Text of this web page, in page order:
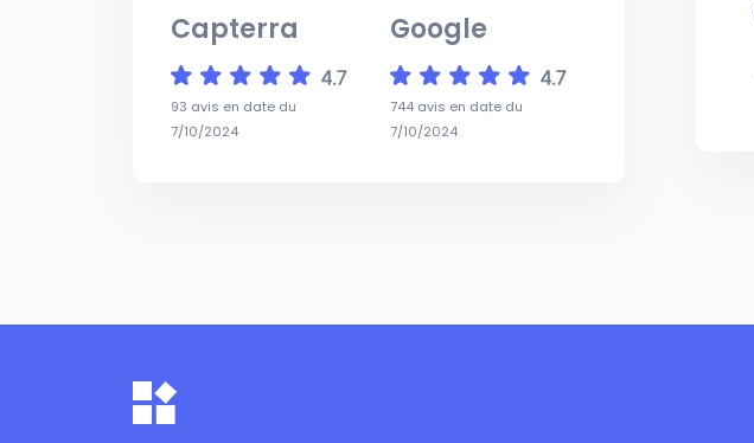
Capterra
93 avis en date du
7/10/2024
Google
744 avis en date du
7/10/2024